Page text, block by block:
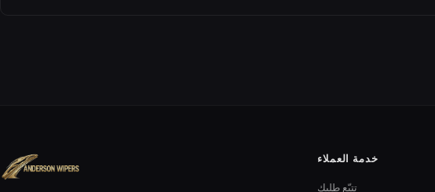
خدمة العملاء
تتبّع طلبك